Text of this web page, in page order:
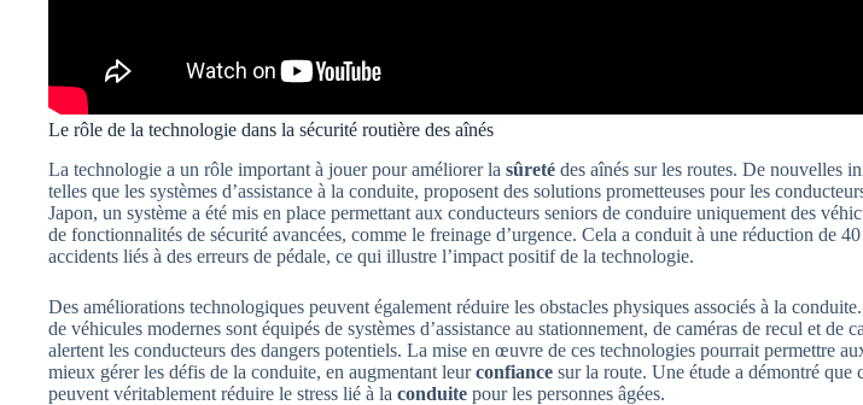
Le rôle de la technologie dans la sécurité routière des aînés
La technologie a un rôle important à jouer pour améliorer la sûreté des aînés sur les routes. De nouvelles
telles que les systèmes d’assistance à la conduite, proposent des solutions prometteuses pour les
Japon, un système a été mis en place permettant aux conducteurs seniors de conduire uniquement des
de fonctionnalités de sécurité avancées, comme le freinage d’urgence. Cela a conduit à une réduction de
accidents liés à des erreurs de pédale, ce qui illustre l’impact positif de la technologie.
Des améliorations technologiques peuvent également réduire les obstacles physiques associés à la
de véhicules modernes sont équipés de systèmes d’assistance au stationnement, de caméras de recul et de
alertent les conducteurs des dangers potentiels. La mise en œuvre de ces technologies pourrait permettre
mieux gérer les défis de la conduite, en augmentant leurconfiance sur la route. Une étude a démontré que
peuvent véritablement réduire le stress lié à la conduite pour les personnes âgées.